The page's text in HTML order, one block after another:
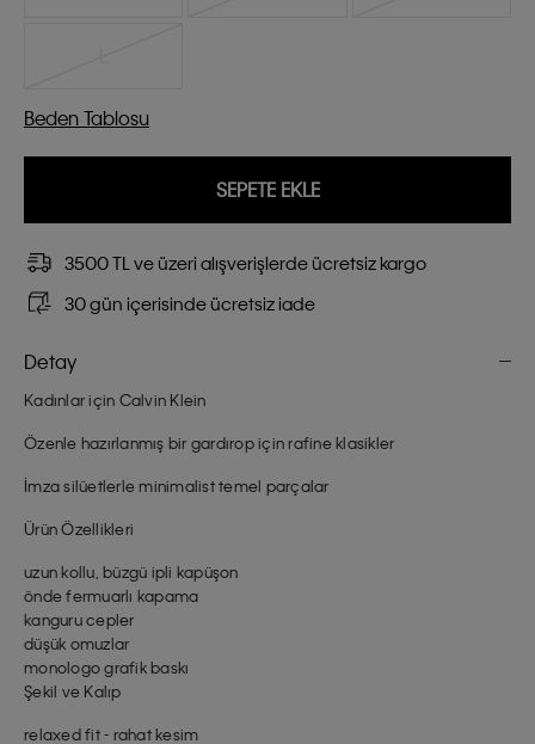
Beden Tablosu
SEPETE EKLE
3500 TL ve üzeri alışverişlerde ücretsiz kargo
30 gün içerisinde ücretsiz iade
Detay
Kadınlar için Calvin Klein
Özenle hazırlanmış bir gardırop için rafine klasikler
İmza silüetlerle minimalist temel parçalar
Ürün Özellikleri
uzun kollu, büzgü ipli kapüşon
önde fermuarlı kapama
kanguru cepler
düşük omuzlar
monologo grafik baskı
Şekil ve Kalıp
relaxed fit - rahat kesim